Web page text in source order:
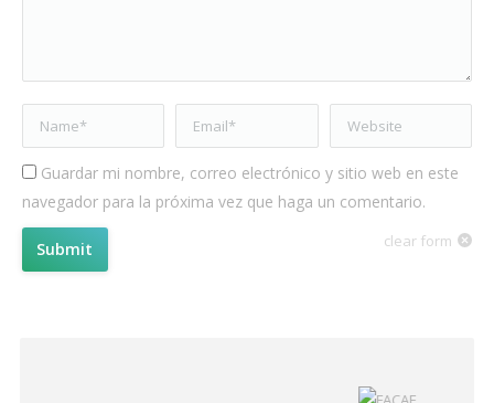
Name * Email * Website
Guardar mi nombre, correo electrónico y sitio web en este
navegador para la próxima vez que haga un comentario.
clear form
Submit